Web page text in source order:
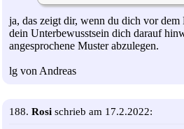
ja, das zeigt dir, wenn du dich vor
dein Unterbewusstsein dich darauf
angesprochene Muster abzulegen.
lg von Andreas
188. Rosi schrieb am 17.2.2022: